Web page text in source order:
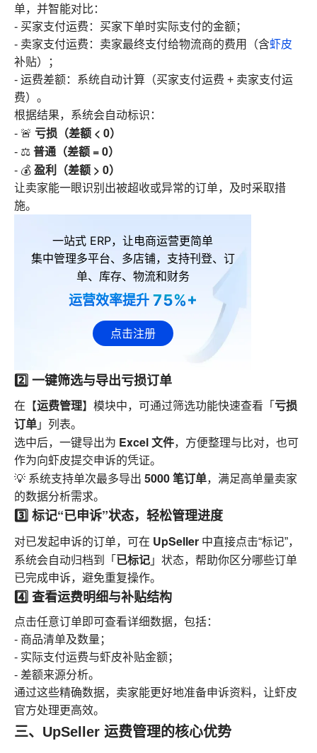
单，并智能对比：
- 买家支付运费：买家下单时实际支付的金额；
- 卖家支付运费：卖家最终支付给物流商的费用（含虾皮
补贴）；
- 运费差额：系统自动计算（买家支付运费 + 卖家支付运
费）。
根据结果，系统会自动标识：
- 🚨 亏损（差额 < 0）
- ⚖️ 普通（差额 = 0）
- 💰 盈利（差额 > 0）
让卖家能一眼识别出被超收或异常的订单，及时采取措
施。
一站式 ERP，让电商运营更简单
集中管理多平台、多店铺，支持刊登、订
单、库存、物流和财务
运营效率提升 75%+
点击注册
2️⃣ 一键筛选与导出亏损订单
在【运费管理】模块中，可通过筛选功能快速查看「 亏损
订单 」列表。
选中后，一键导出为 Excel 文件，方便整理与比对，也可
作为向虾皮提交申诉的凭证。
💡 系统支持单次最多导出 5000 笔订单，满足高单量卖家
的数据分析需求。
3️⃣ 标记“已申诉”状态，轻松管理进度
对已发起申诉的订单，可在 UpSeller 中直接点击“标记”，
系统会自动归档到「 已标记 」状态，帮助你区分哪些订单
已完成申诉，避免重复操作。
4️⃣ 查看运费明细与补贴结构
点击任意订单即可查看详细数据，包括：
- 商品清单及数量；
- 实际支付运费与虾皮补贴金额；
- 差额来源分析。
通过这些精确数据，卖家能更好地准备申诉资料，让虾皮
官方处理更高效。
三、UpSeller 运费管理的核心优势